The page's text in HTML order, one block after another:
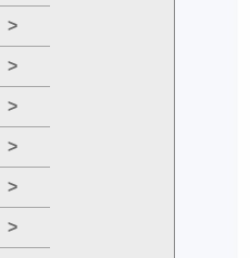
>
>
>
>
>
>